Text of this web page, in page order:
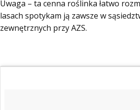
Uwaga – ta cenna roślinka łatwo
lasach spotykam ją zawsze w
zewnętrznych przy AZS.